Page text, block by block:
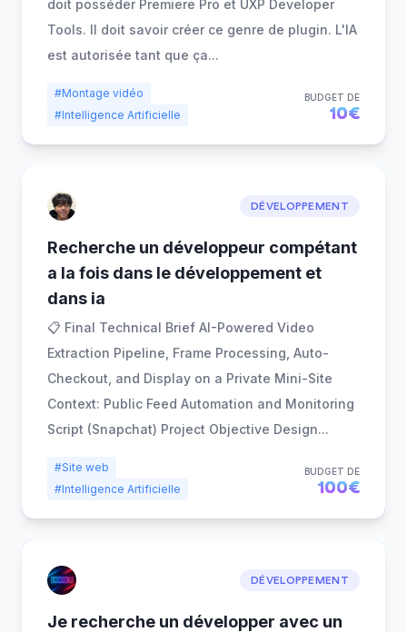
doit posséder Premiere Pro et UXP Developer
Tools. Il doit savoir créer ce genre de plugin. L'IA
est autorisée tant que ça...
#Montage vidéo
#Intelligence Artificielle
BUDGET DE
10€
DÉVELOPPEMENT
Recherche un développeur compétant
a la fois dans le développement et
dans ia
📋 Final Technical Brief AI-Powered Video
Extraction Pipeline, Frame Processing, Auto-
Checkout, and Display on a Private Mini-Site
Context: Public Feed Automation and Monitoring
Script (Snapchat) Project Objective Design...
#Site web
#Intelligence Artificielle
BUDGET DE
100€
DÉVELOPPEMENT
Je recherche un développer avec un